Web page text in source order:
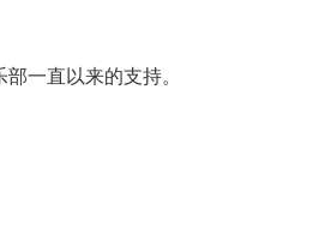
一直以来的支持。